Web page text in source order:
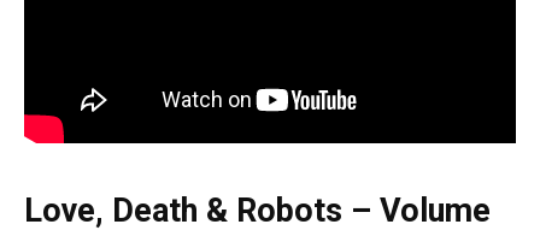
Love, Death & Robots – Volume